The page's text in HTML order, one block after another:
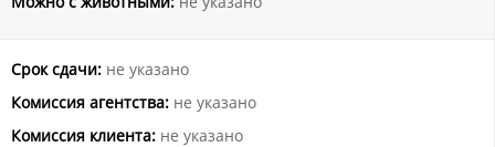
Срок сдачи: не указано
Комиссия агентства: не указано
Комиссия клиента: не указано